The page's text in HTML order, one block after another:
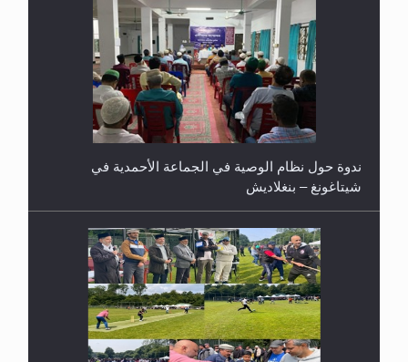
ندوة حول نظام الوصية في الجماعة الأحمدية في
شيتاغونغ – بنغلاديش
اليوم الوطني الرياضي لمجلس أنصار الله في هولندا